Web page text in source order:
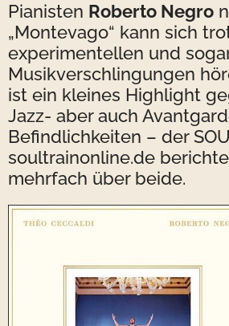
Pianisten Roberto Negro
„Montevago“ kann sich
experimentellen und
Musikverschlingungen
ist ein kleines Highlight
Jazz- aber auch
Befindlichkeiten – der
soultrainonline.de
mehrfach über beide.